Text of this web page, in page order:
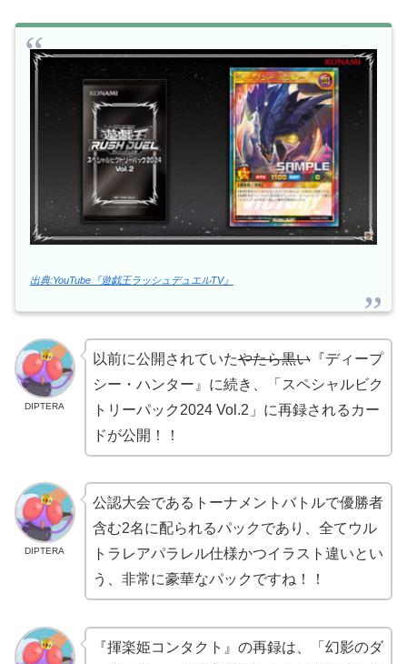
出典:YouTube『遊戯王ラッシュデュエルTV』
DIPTERA
以前に公開されていたやたら黒い『ディープ
シー・ハンター』に続き、「スペシャルビク
トリーパック2024 Vol.2」に再録されるカー
ドが公開！！
DIPTERA
公認大会であるトーナメントバトルで優勝者
含む2名に配られるパックであり、全てウル
トラレアパラレル仕様かつイラスト違いとい
う、非常に豪華なパックですね！！
『揮楽姫コンタクト』の再録は、「幻影のダ